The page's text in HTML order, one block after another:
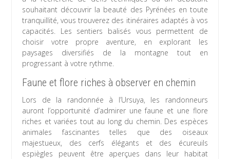
souhaitant découvrir la beauté des Pyrénées en toute
tranquillité, vous trouverez des itinéraires adaptés à vos
capacités. Les sentiers balisés vous permettent de
choisir votre propre aventure, en explorant les
paysages diversifiés de la montagne tout en
progressant à votre rythme.
Faune et flore riches à observer en chemin
Lors de la randonnée à l’Ursuya, les randonneurs
auront l’opportunité d’admirer une faune et une flore
riches et variées tout au long du chemin. Des espèces
animales fascinantes telles que des oiseaux
majestueux, des cerfs élégants et des écureuils
espiègles peuvent être aperçues dans leur habitat